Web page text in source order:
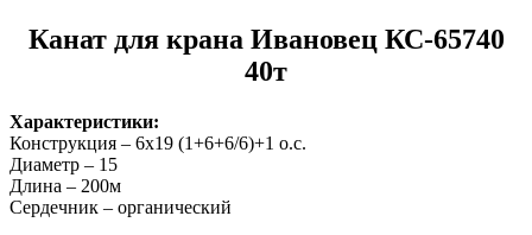
Канат для крана Ивановец КС-65740
40т
Характеристики:
Конструкция – 6х19 (1+6+6/6)+1 о.с.
Диаметр – 15
Длина – 200м
Сердечник – органический